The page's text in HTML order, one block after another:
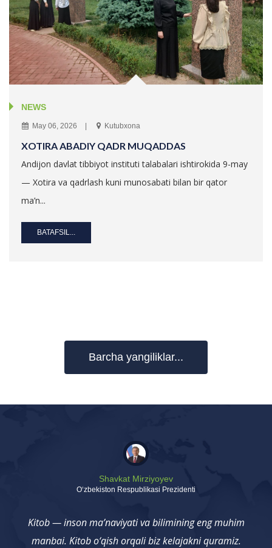
NEWS
May 06, 2026 Kutubxona
XOTIRA ABADIY QADR MUQADDAS
Andijon davlat tibbiyot instituti talabalari ishtirokida 9-may
— Xotira va qadrlash kuni munosabati bilan bir qator
ma’n...
BATAFSIL...
Barcha yangiliklar...
Shavkat Mirziyoyev
Oʻzbekiston Respublikasi Prezidenti
Kitob — inson ma’naviyati va bilimining eng muhim
manbai. Kitob o‘qish orqali biz kelajakni quramiz.